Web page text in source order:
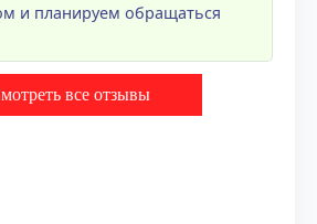
и планируем обращаться
все отзывы